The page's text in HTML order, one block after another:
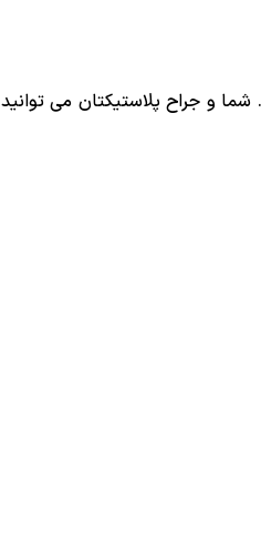
و جراح پلاستیکتان می توانید